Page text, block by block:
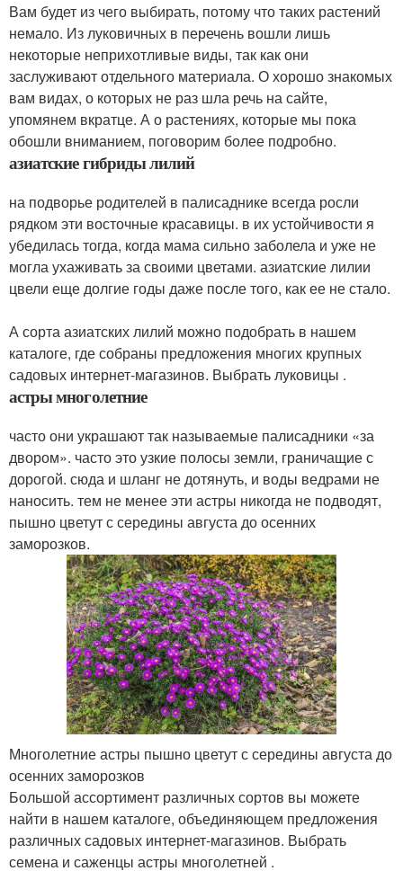
Вам будет из чего выбирать, потому что таких растений
немало. Из луковичных в перечень вошли лишь
некоторые неприхотливые виды, так как они
заслуживают отдельного материала. О хорошо знакомых
вам видах, о которых не раз шла речь на сайте,
упомянем вкратце. А о растениях, которые мы пока
обошли вниманием, поговорим более подробно.
азиатские гибриды лилий
на подворье родителей в палисаднике всегда росли
рядком эти восточные красавицы. в их устойчивости я
убедилась тогда, когда мама сильно заболела и уже не
могла ухаживать за своими цветами. азиатские лилии
цвели еще долгие годы даже после того, как ее не стало.
А сорта азиатских лилий можно подобрать в нашем
каталоге, где собраны предложения многих крупных
садовых интернет-магазинов. Выбрать луковицы .
астры многолетние
часто они украшают так называемые палисадники «за
двором». часто это узкие полосы земли, граничащие с
дорогой. сюда и шланг не дотянуть, и воды ведрами не
наносить. тем не менее эти астры никогда не подводят,
пышно цветут с середины августа до осенних
заморозков.
Многолетние астры пышно цветут с середины августа до
осенних заморозков
Большой ассортимент различных сортов вы можете
найти в нашем каталоге, объединяющем предложения
различных садовых интернет-магазинов. Выбрать
семена и саженцы астры многолетней .